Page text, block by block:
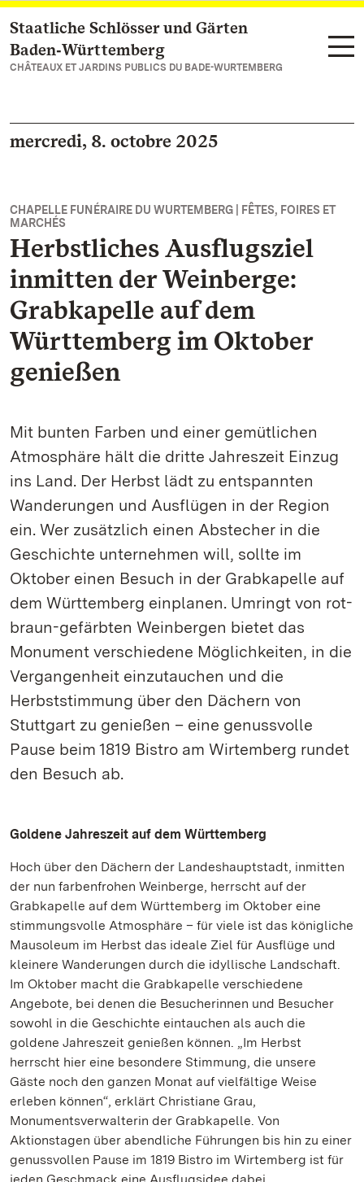
Vers la page d’accueil
Staatliche Schlösser und Gärten
Baden‑Württemberg
CHÂTEAUX ET JARDINS PUBLICS DU BADE-WURTEMBERG
mercredi, 8. octobre 2025
CHAPELLE FUNÉRAIRE DU WURTEMBERG | FÊTES, FOIRES ET
MARCHÉS
Herbstliches Ausflugsziel
inmitten der Weinberge:
Grabkapelle auf dem
Württemberg im Oktober
genießen
Mit bunten Farben und einer gemütlichen
Atmosphäre hält die dritte Jahreszeit Einzug
ins Land. Der Herbst lädt zu entspannten
Wanderungen und Ausflügen in der Region
ein. Wer zusätzlich einen Abstecher in die
Geschichte unternehmen will, sollte im
Oktober einen Besuch in der Grabkapelle auf
dem Württemberg einplanen. Umringt von rot-
braun-gefärbten Weinbergen bietet das
Monument verschiedene Möglichkeiten, in die
Vergangenheit einzutauchen und die
Herbststimmung über den Dächern von
Stuttgart zu genießen – eine genussvolle
Pause beim 1819 Bistro am Wirtemberg rundet
den Besuch ab.
Goldene Jahreszeit auf dem Württemberg
Hoch über den Dächern der Landeshauptstadt, inmitten
der nun farbenfrohen Weinberge, herrscht auf der
Grabkapelle auf dem Württemberg im Oktober eine
stimmungsvolle Atmosphäre – für viele ist das königliche
Mausoleum im Herbst das ideale Ziel für Ausflüge und
kleinere Wanderungen durch die idyllische Landschaft.
Im Oktober macht die Grabkapelle verschiedene
Angebote, bei denen die Besucherinnen und Besucher
sowohl in die Geschichte eintauchen als auch die
goldene Jahreszeit genießen können. „Im Herbst
herrscht hier eine besondere Stimmung, die unsere
Gäste noch den ganzen Monat auf vielfältige Weise
erleben können“, erklärt Christiane Grau,
Monumentsverwalterin der Grabkapelle. Von
Aktionstagen über abendliche Führungen bis hin zu einer
genussvollen Pause im 1819 Bistro im Wirtemberg ist für